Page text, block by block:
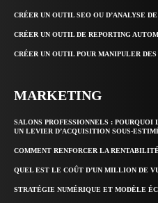
CRÉER UN OUTIL SEO OU D’ANALYSE
CRÉER UN OUTIL DE REPORTING
CRÉER UN OUTIL POUR MANIPULER
MARKETING
SALONS PROFESSIONNELS :
UN LEVIER D’ACQUISITION SOUS-
COMMENT RENFORCER LA
QUEL EST LE COÛT D’UN MILLION DE
STRATÉGIE NUMÉRIQUE ET MODÈLE